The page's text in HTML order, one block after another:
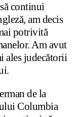
continui
am decis
potrivită
Am avut
ales judecătorii
de la
Columbia